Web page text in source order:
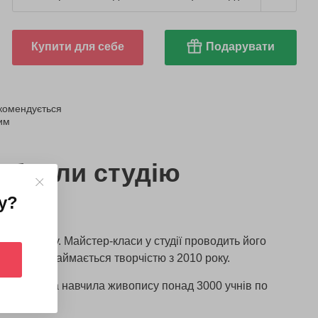
Купити для себе Подарувати
студію
2018 року. Майстер-класи у студії проводить його
яка займається творчістю з 2010 року.
картин та навчила живопису понад 3000 учнів по
?